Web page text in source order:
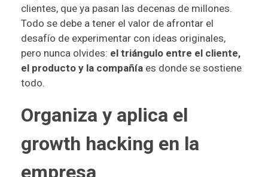
clientes, que ya pasan las decenas de millones.
Todo se debe a tener el valor de afrontar el
desafío de experimentar con ideas originales,
pero nunca olvides: el triángulo entre el cliente,
el producto y la compañía es donde se sostiene
todo.
Organiza y aplica el
growth hacking en la
empresa